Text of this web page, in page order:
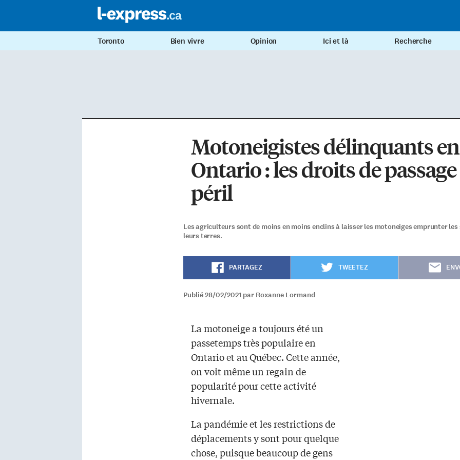
Toronto Bien vivre Opinion Ici et là Recherche
Motoneigistes délinquants en
Ontario : les droits de
péril
Les agriculteurs sont de moins en moins enclins à laisser les motoneiges emprunter
leurs terres.
PARTAGEZ TWEETEZ
Publié 28/02/2021 par Roxanne Lormand
La motoneige a toujours été un
passetemps très populaire en
Ontario et au Québec. Cette année,
on voit même un regain de
popularité pour cette activité
hivernale.
La pandémie et les restrictions de
déplacements y sont pour quelque
chose, puisque beaucoup de gens